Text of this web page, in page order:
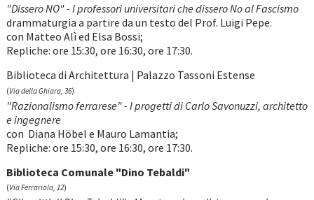
"Dissero NO" - I professori universitari che dissero No al Fascismo
drammaturgia a partire da un testo del Prof. Luigi Pepe.
con Matteo Alì ed Elsa Bossi;
Repliche: ore 15:30, ore 16:30, ore 17:30.
Biblioteca di Architettura | Palazzo Tassoni Estense
(Via della Ghiara, 36)
"Razionalismo ferrarese" - I progetti di Carlo Savonuzzi, architetto
e ingegnere
con Diana Höbel e Mauro Lamantia;
Repliche: ore 15:30, ore 16:30, ore 17:30.
Biblioteca Comunale "Dino Tebaldi"
(Via Ferrariola, 12)